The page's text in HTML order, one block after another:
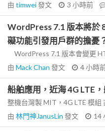
由 timwei發文 3 小時前
WordPress 7.1 版本將於
礙功能引發用戶群的擔憂
WordPress 7.1 版本會變更
由 Mack Chan 發文 4 小時
船舶應用，近海 4G LTE
整機台灣製 MIT，4G LTE 模組
由 林門神JanusLin 發文 14